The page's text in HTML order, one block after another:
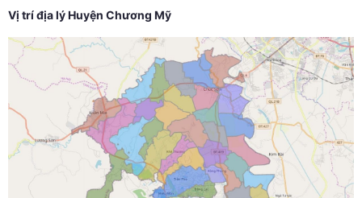
Vị trí địa lý Huyện Chương Mỹ